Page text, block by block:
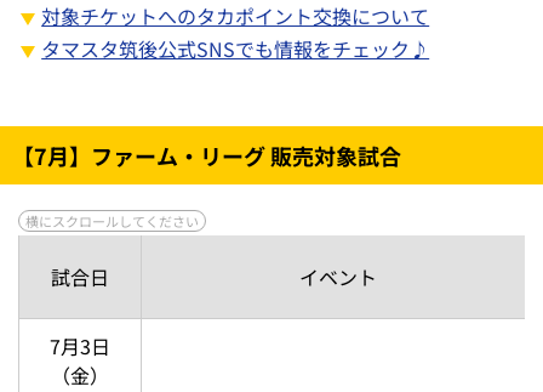
対象チケットへのタカポイント交換について
タマスタ筑後公式SNSでも情報をチェック♪
【7月】ファーム・リーグ 販売対象試合
試合日 イベント
7月3日
（金）